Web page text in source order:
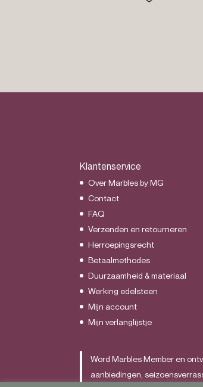
Klantenservice
Over Marbles by MG
Contact
FAQ
Verzenden en retourneren
Herroepingsrecht
Betaalmethodes
Duurzaamheid & materiaal
Werking edelsteen
Mijn account
Mijn verlanglijstje
Word Marbles Member en
aanbiedingen,